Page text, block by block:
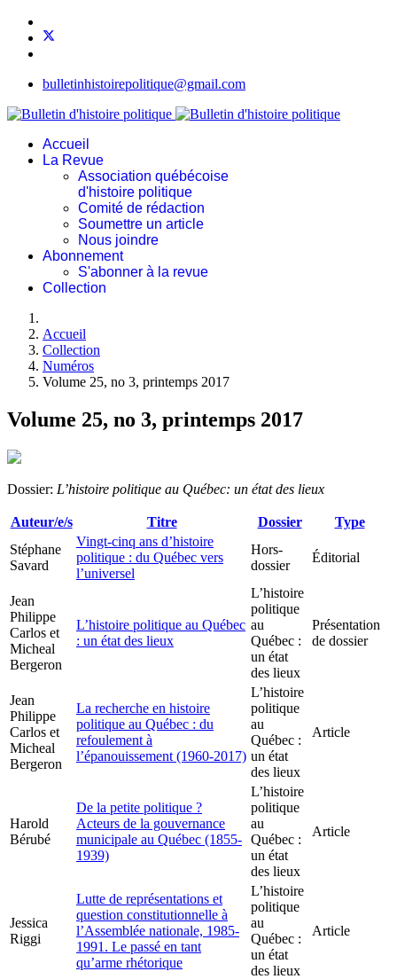
bulletinhistoirepolitique@gmail.com
Accueil
La Revue
Association québécoise
d'histoire politique
Comité de rédaction
Soumettre un article
Nous joindre
Abonnement
S'abonner à la revue
Collection
Accueil
Collection
Numéros
Volume 25, no 3, printemps 2017
Volume 25, no 3, printemps 2017
Dossier: L’histoire politique au Québec: un état des lieux
Auteur/e/s Titre Dossier
Type
Stéphane
Savard
Vingt-cinq ans d’histoire
politique : du Québec vers
l’universel
Hors-
dossier
Éditorial
Jean
Philippe
Carlos et
Micheal
Bergeron
L’histoire politique au Québec
: un état des lieux
L’histoire
politique
au
Québec :
un état
des lieux
Présentation
de dossier
Jean
Philippe
Carlos et
Micheal
Bergeron
La recherche en histoire
politique au Québec : du
refoulement à
l’épanouissement (1960-2017)
L’histoire
politique
au
Québec :
un état
des lieux
Article
Harold
Bérubé
De la petite politique ?
Acteurs de la gouvernance
municipale au Québec (1855-
1939)
L’histoire
politique
au
Québec :
un état
des lieux
Article
Jessica
Riggi
Lutte de représentations et
question constitutionnelle à
l’Assemblée nationale, 1985-
1991. Le passé en tant
qu’arme rhétorique
L’histoire
politique
au
Québec :
un état
des lieux
Article